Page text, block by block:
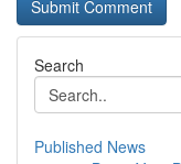
Search
Published News